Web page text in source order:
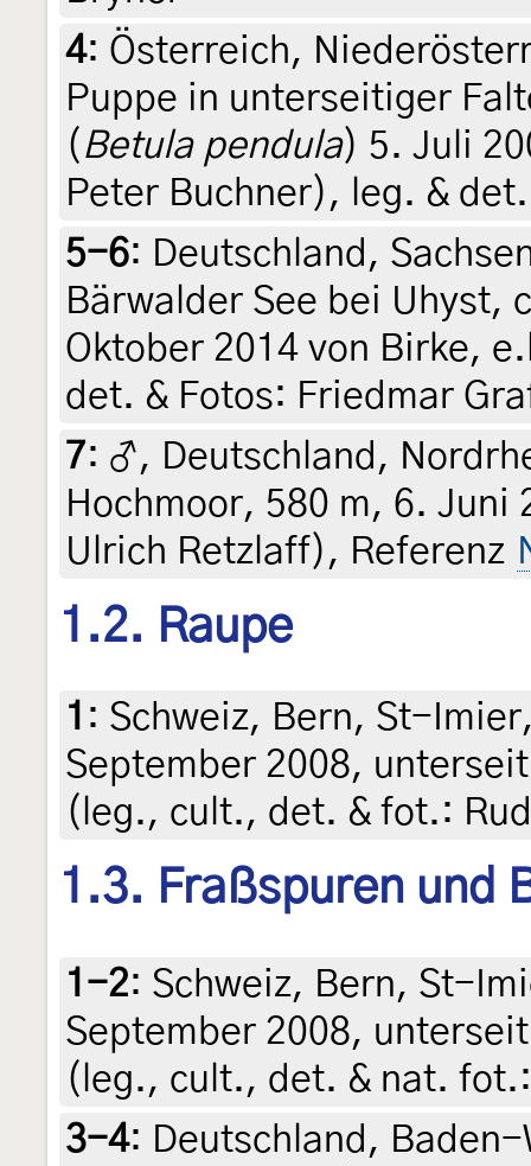
4: Österreich,
Puppe in unterseitiger
( Betula pendula) 5. Juli
Peter Buchner), leg. &
5-6: Deutschland,
Bärwalder See bei Uhyst,
Oktober 2014 von Birke,
det. & Fotos: Friedmar
7: ♂, Deutschland,
Hochmoor, 580 m, 6.
Ulrich Retzlaff), Referenz
1.2. Raupe
1 : Schweiz, Bern, St-
September 2008,
(leg., cult., det. & fot.:
1.3. Fraßspuren und
1-2: Schweiz, Bern, St-
September 2008,
(leg., cult., det. & nat.
3-4: Deutschland,